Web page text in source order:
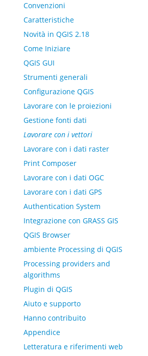
Convenzioni
Caratteristiche
Novità in QGIS 2.18
Come Iniziare
QGIS GUI
Strumenti generali
Configurazione QGIS
Lavorare con le proiezioni
Gestione fonti dati
Lavorare con i vettori
Lavorare con i dati raster
Print Composer
Lavorare con i dati OGC
Lavorare con i dati GPS
Authentication System
Integrazione con GRASS GIS
QGIS Browser
ambiente Processing di QGIS
Processing providers and
algorithms
Plugin di QGIS
Aiuto e supporto
Hanno contribuito
Appendice
Letteratura e riferimenti web